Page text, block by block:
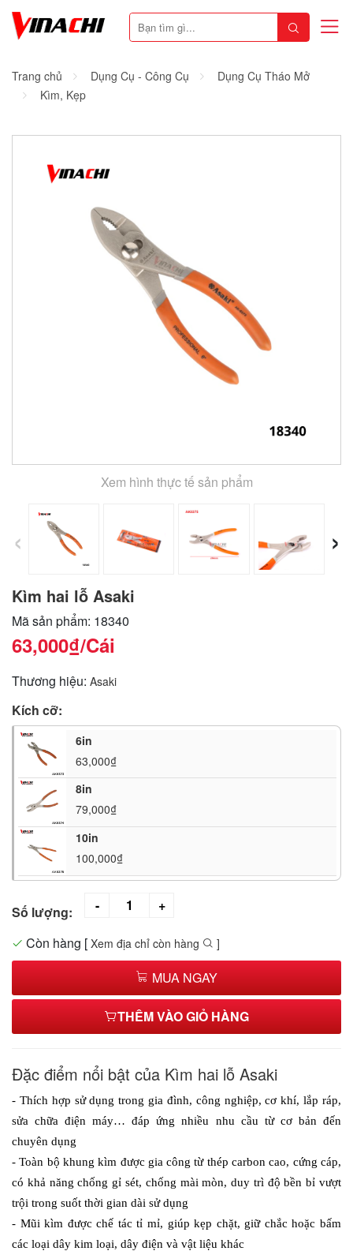
Trang chủ Dụng Cụ - Công Cụ
Dụng Cụ Tháo Mở
Kìm, Kẹp
Xem hình thực tế sản phẩm
‹ ›
Kìm hai lỗ Asaki
Mã sản phẩm: 18340
63,000₫/Cái
Thương hiệu: Asaki
Kích cỡ:
6in
63,000₫
8in
79,000₫
10in
100,000₫
Số lượng:
Còn hàng [ Xem địa chỉ còn hàng ]
MUA NGAY
THÊM VÀO GIỎ HÀNG
Đặc điểm nổi bật của Kìm hai lỗ Asaki
- Thích hợp sử dụng trong gia đình, công nghiệp, cơ khí, lắp ráp,
sửa chữa điện máy… đáp ứng nhiều nhu cầu từ cơ bản đến
chuyên dụng
- Toàn bộ khung kìm được gia công từ thép carbon cao, cứng cáp,
có khả năng chống gỉ sét, chống mài mòn, duy trì độ bền bỉ vượt
trội trong suốt thời gian dài sử dụng
- Mũi kìm được chế tác tỉ mỉ, giúp kẹp chặt, giữ chắc hoặc bấm
các loại dây kim loại, dây điện và vật liệu khác